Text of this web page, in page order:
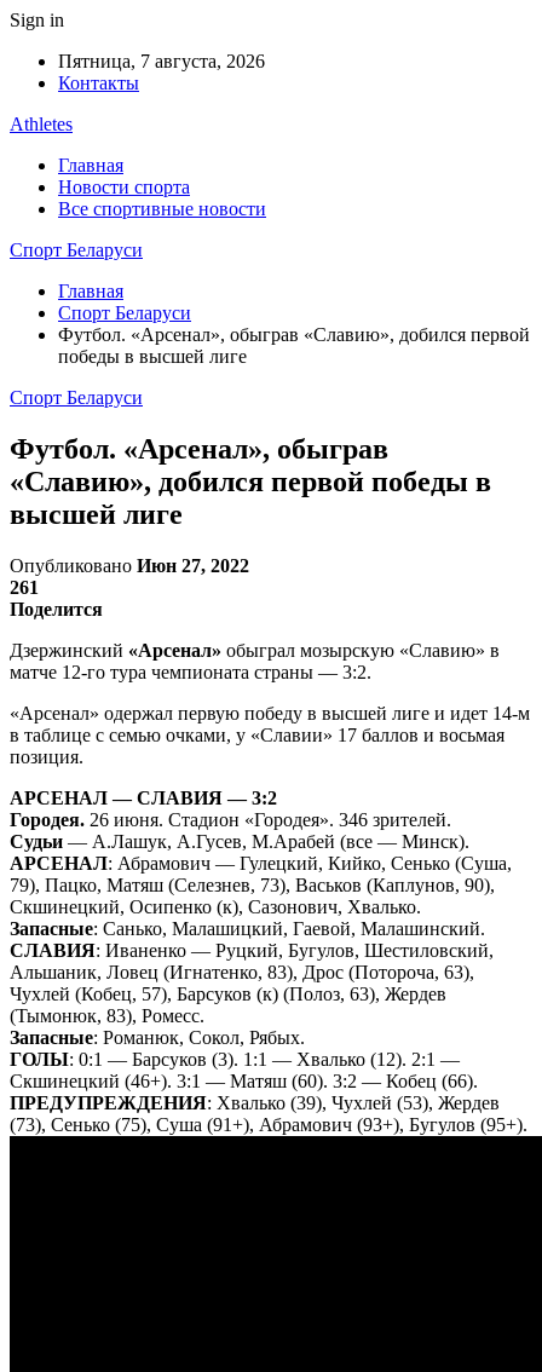
Sign in
Пятница, 7 августа, 2026
Контакты
Athletes
Главная
Новости спорта
Все спортивные новости
Спорт Беларуси
Главная
Спорт Беларуси
Футбол. «Арсенал», обыграв «Славию», добился первой
победы в высшей лиге
Спорт Беларуси
Футбол. «Арсенал», обыграв
«Славию», добился первой победы в
высшей лиге
Опубликовано Июн 27, 2022
261
Поделится
Дзержинский «Арсенал» обыграл мозырскую «Славию» в
матче 12-го тура чемпионата страны — 3:2.
«Арсенал» одержал первую победу в высшей лиге и идет 14-м
в таблице с семью очками, у «Славии» 17 баллов и восьмая
позиция.
АРСЕНАЛ — СЛАВИЯ — 3:2
Городея. 26 июня. Стадион «Городея». 346 зрителей.
Судьи — А.Лашук, А.Гусев, М.Арабей (все — Минск).
АРСЕНАЛ: Абрамович — Гулецкий, Кийко, Сенько (Суша,
79), Пацко, Матяш (Селезнев, 73), Васьков (Каплунов, 90),
Скшинецкий, Осипенко (к), Сазонович, Хвалько.
Запасные: Санько, Малашицкий, Гаевой, Малашинский.
СЛАВИЯ: Иваненко — Руцкий, Бугулов, Шестиловский,
Альшаник, Ловец (Игнатенко, 83), Дрос (Потороча, 63),
Чухлей (Кобец, 57), Барсуков (к) (Полоз, 63), Жердев
(Тымонюк, 83), Ромесс.
Запасные: Романюк, Сокол, Рябых.
ГОЛЫ: 0:1 — Барсуков (3). 1:1 — Хвалько (12). 2:1 —
Скшинецкий (46+). 3:1 — Матяш (60). 3:2 — Кобец (66).
ПРЕДУПРЕЖДЕНИЯ: Хвалько (39), Чухлей (53), Жердев
(73), Сенько (75), Суша (91+), Абрамович (93+), Бугулов (95+).